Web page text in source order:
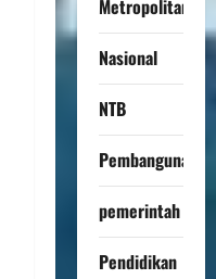
Metropolitan
Nasional
NTB
Pembangunan
pemerintah
Pendidikan